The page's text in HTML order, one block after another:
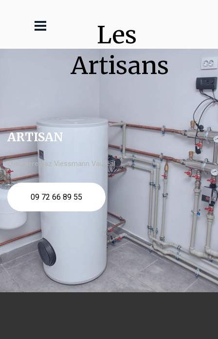
Les
Artisans
ARTISAN
chaudière gaz Viessmann Vauréal
09 72 66 89 55